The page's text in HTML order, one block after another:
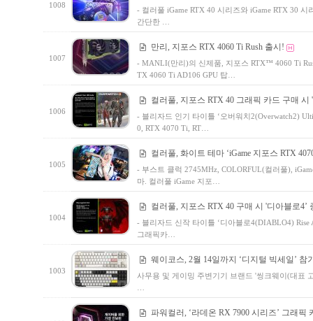
1008
- 컬러풀 iGame RTX 40 시리즈와 iGame RTX 30
간단한 …
1007
만리, 지포스 RTX 4060 Ti Rush 출시!
- MANLI(만리)의 신제품, 지포스 RTX™ 4060 Ti
TX 4060 Ti AD106 GPU 탑…
1006
컬러풀, 지포스 RTX 40 그래픽 카드 구매
- 블리자드 인기 타이틀 ‘오버워치2(Overwatch2)
0, RTX 4070 Ti, RT…
1005
컬러풀, 화이트 테마 ‘iGame 지포스 RTX
- 부스트 클럭 2745MHz, COLORFUL(컬러풀),
마. 컬러풀 iGame 지포…
1004
컬러풀, 지포스 RTX 40 구매 시 '디아블로4’
- 블리자드 신작 타이틀 ‘디아블로4(DIABLO4)
그래픽카…
1003
웨이코스, 2월 14일까지 ‘디지털 빅세일’ 참
사무용 및 게이밍 주변기기 브랜드 '씽크웨이(대표
파워컬러, ‘라데온 RX 7900 시리즈’ 그래픽